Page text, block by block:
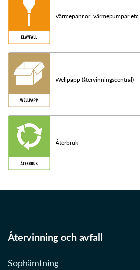
Värmepannor, värmepumpar etc.
Wellpapp (återvinningscentral)
Återbruk
Återvinning och avfall
Sophämtning